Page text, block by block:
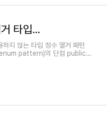
[Effective Java] item 34. int 상수 대신 열거 타입을 사용하라
지 않는 타입 정수 열거 패턴
pattern)의 단점 public